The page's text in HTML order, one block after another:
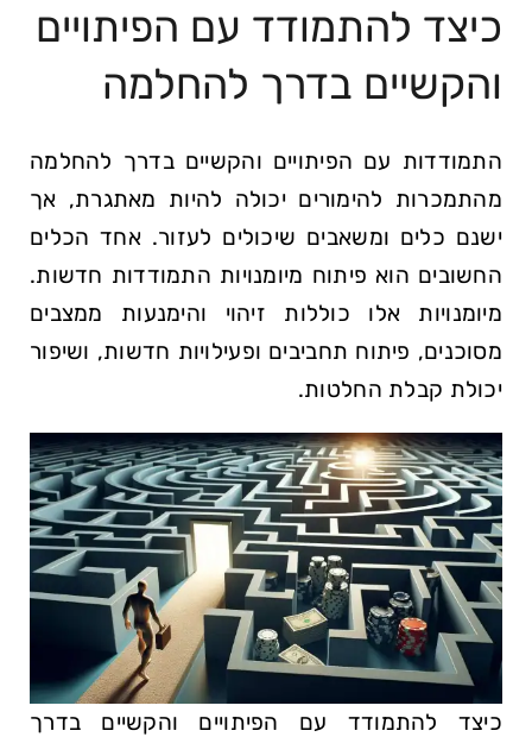
כיצד להתמודד עם הפיתויים
והקשיים בדרך ⁣להחלמה
התמודדות עם הפיתויים והקשיים בדרך להחלמה
מהתמכרות להימורים יכולה להיות מאתגרת, אך
ישנם כלים ומשאבים שיכולים לעזור. אחד הכלים
החשובים הוא פיתוח מיומנויות התמודדות חדשות.
מיומנויות אלו כוללות זיהוי והימנעות ממצבים
מסוכנים, פיתוח תחביבים ופעילויות חדשות, ושיפור
יכולת קבלת החלטות.
כיצד להתמודד עם הפיתויים והקשיים בדרך